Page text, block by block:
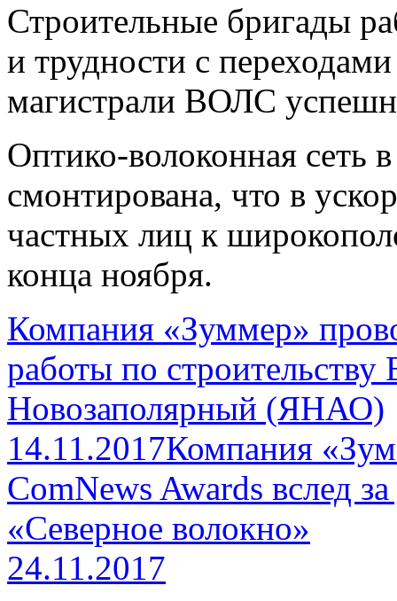
Строительные бригады
и трудности с
магистрали ВОЛС
Оптико-волоконная сеть
смонтирована, что в
частных лиц к
конца ноября.
Компания «Зуммер»
работы по
Новозаполярный (ЯНАО)
14.11.2017Компания
ComNews Awards вслед
«Северное волокно»
24.11.2017